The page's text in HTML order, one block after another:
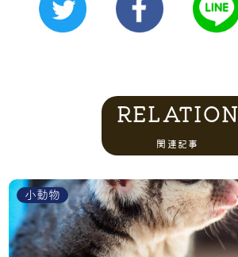
RELATION
関連記事
小動物